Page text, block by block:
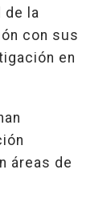
de la
con sus
en
áreas de